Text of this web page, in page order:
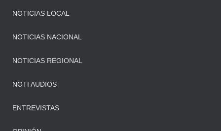
NOTICIAS LOCAL
NOTICIAS NACIONAL
NOTICIAS REGIONAL
NOTI AUDIOS
ENTREVISTAS